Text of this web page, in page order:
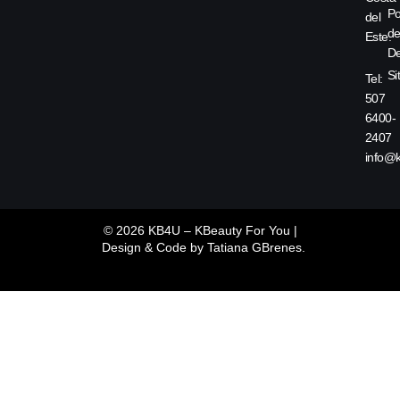
del
Este.
Tel:
507
6400-
2407
de
© 2026 KB4U – KBeauty For You |
Design & Code by Tatiana GBrenes.